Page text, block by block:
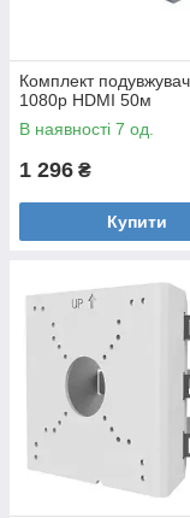
Комплект
1080p HDMI 50м
В наявності 7 од.
1 296 ₴
Купити